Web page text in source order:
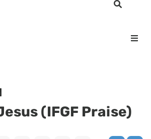
(IFGF Praise)